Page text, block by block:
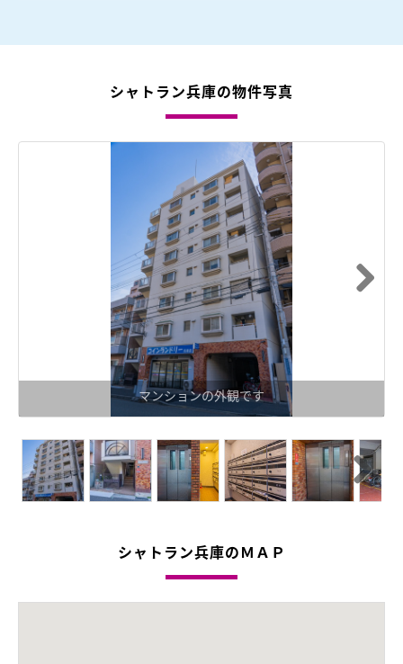
シャトラン兵庫の物件写真
マンションの外観です
Next
シャトラン兵庫のＭＡＰ